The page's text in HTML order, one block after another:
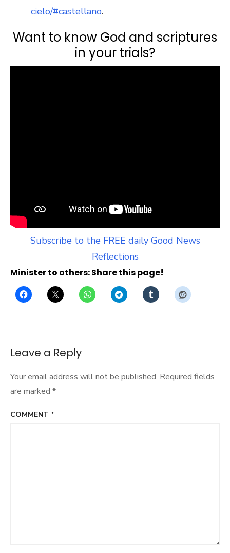
cielo/#castellano.
Want to know God and scriptures
in your trials?
Subscribe to the FREE daily Good News
Reflections
Minister to others: Share this page!
Leave a Reply
Your email address will not be published. Required fields
are marked *
COMMENT *